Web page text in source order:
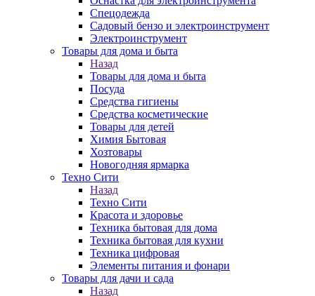
Спецодежда
Садовый бензо и электроинструмент
Электроинструмент
Товары для дома и быта
Назад
Товары для дома и быта
Посуда
Средства гигиены
Средства косметические
Товары для детей
Химия Бытовая
Хозтовары
Новогодняя ярмарка
Техно Сити
Назад
Техно Сити
Красота и здоровье
Техника бытовая для дома
Техника бытовая для кухни
Техника цифровая
Элементы питания и фонари
Товары для дачи и сада
Назад